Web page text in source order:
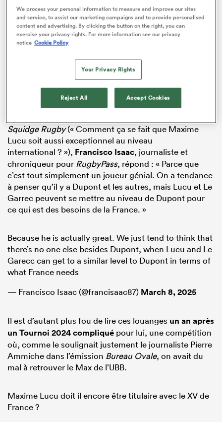
France pratique un très beau rugby quand il est à la
baguette », pouvait-on par ailleurs lire sur X.
Lucu is and has always been a very good no 9. And
France do play really good rugger with him directing
— William (@Will37138763)
March 9, 2025
Squidge Rugby(« Comment ça se fait que Maxime
Lucu soit aussi exceptionnel au niveau
international ? »), Francisco Isaac, journaliste et
chroniqueur pour RugbyPass, répond : « Parce que
c’est tout simplement un joueur génial. On a tendance
à penser qu’il y a Dupont et les autres, mais Lucu et Le
Garrec peuvent se mettre au niveau de Dupont pour
ce qui est des besoins de la France. »
Because he is actually great. We just tend to think that
there’s no one else besides Dupont, when Lucu and Le
Garecc can get to a similar level to Dupont in terms of
what France needs
— Francisco Isaac (@francisaac87) March 8, 2025
Il est d’autant plus fou de lire ces louanges un an après
un Tournoi 2024 compliqué pour lui, une compétition
où, comme le soulignait justement le journaliste Pierre
Ammiche dans l’émission Bureau Ovale, on avait du
mal à retrouver le Max de l’UBB.
Maxime Lucu doit il encore être titulaire avec le XV de
France ?
We process your personal information to measure and improve our sites
and service, to assist our marketing campaigns and to provide personalised
content and advertising. By clicking the button on the right, you can
exercise your privacy rights. For more information see our privacy
notice Cookie Policy
Your Privacy Rights
Reject All Accept Cookies